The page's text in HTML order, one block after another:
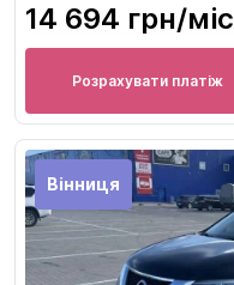
14 694 грн/міс
Розрахувати платіж
Вінниця